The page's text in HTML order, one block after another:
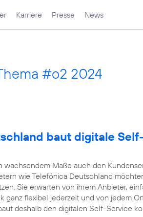
Karriere Presse News
#o2 2024
baut digitale
wachsendem Maße auch den
wie Telefónica Deutschland
Sie erwarten von ihrem Anbieter,
ganz flexibel jederzeit und von jedem
deshalb den digitalen Self-Service